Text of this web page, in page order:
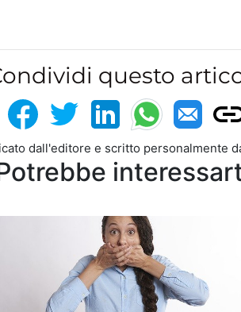
questo
dall'editore e scritto personalmente